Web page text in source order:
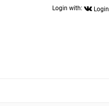
Login with: Login